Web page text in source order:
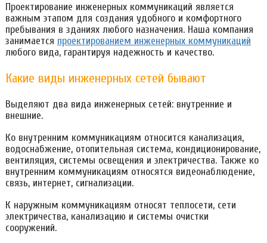
Проектирование инженерных коммуникаций является
важным этапом для создания удобного и комфортного
пребывания в зданиях любого назначения. Наша компания
занимается проектированием инженерных коммуникаций
любого вида, гарантируя надежность и качество.
Какие виды инженерных сетей бывают
Выделяют два вида инженерных сетей: внутренние и
внешние.
Ко внутренним коммуникациям относится канализация,
водоснабжение, отопительная система, кондиционирование,
вентиляция, системы освещения и электричества. Также ко
внутренним коммуникациям относятся видеонаблюдение,
связь, интернет, сигнализации.
К наружным коммуникациям относят теплосети, сети
электричества, канализацию и системы очистки
сооружений.